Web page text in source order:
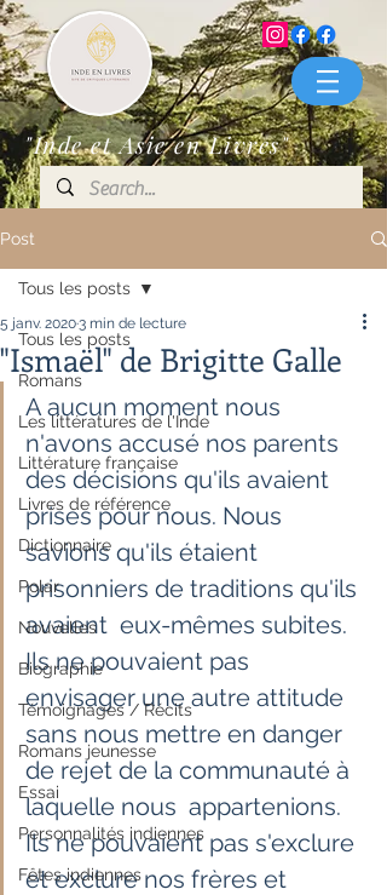
"Inde et Asie en Livres"
Post
Tous les posts
Romans
Les littératures de l'Inde
Littérature française
Livres de référence
Dictionnaire
Polar
Nouvelles
Biographie
Témoignages / Récits
Romans jeunesse
Essai
Personnalités indiennes
Fêtes indiennes
Tous les posts
"Ismaël" de Brigitte Galle
5 janv. 20203 min de lecture
A aucun moment nous
n'avons accusé nos parents
des décisions qu'ils avaient
prises pour nous. Nous
savions qu'ils étaient
prisonniers de traditions qu'ils
avaient  eux-mêmes subites.
Ils ne pouvaient pas
envisager une autre attitude
sans nous mettre en danger
de rejet de la communauté à
laquelle nous  appartenions.
Ils ne pouvaient pas s'exclure
et exclure nos frères et